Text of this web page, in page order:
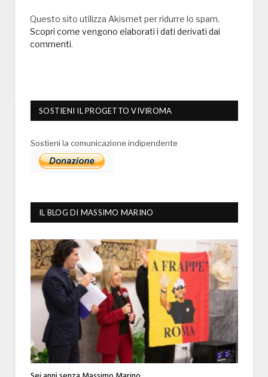
Questo sito utilizza Akismet per ridurre lo spam.
Scopri come vengono elaborati i dati derivati dai
commenti.
SOSTIENI IL PROGETTO VIVIROMA
Sostieni la comunicazione indipendente
IL BLOG DI MASSIMO MARINO